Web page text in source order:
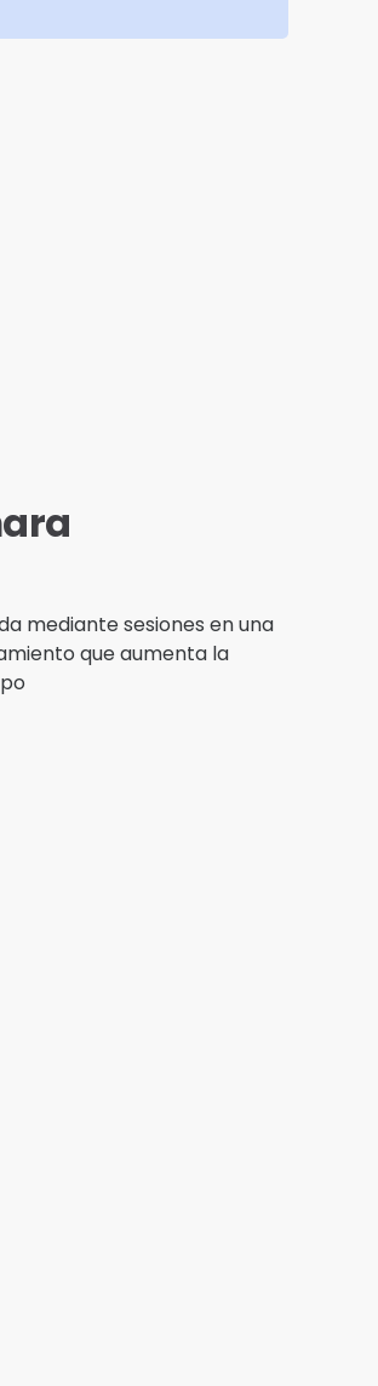
mediante sesiones en una
que aumenta la